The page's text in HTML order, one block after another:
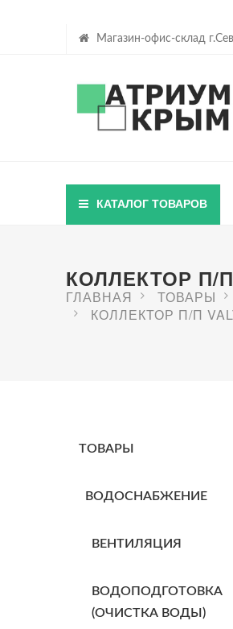
Магазин-офис-склад
КАТАЛОГ ТОВАРОВ
КОЛЛЕКТОР П/
ГЛАВНАЯ ТОВАРЫ
КОЛЛЕКТОР П/П
ТОВАРЫ
BОДОСНАБЖЕНИЕ
ВЕНТИЛЯЦИЯ
ВОДОПОДГОТОВКА
(ОЧИСТКА ВОДЫ)